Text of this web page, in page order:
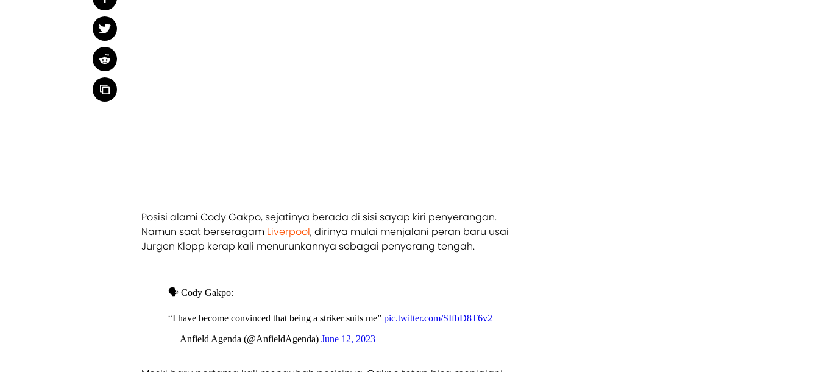
Posisi alami Cody Gakpo, sejatinya berada di sisi sayap kiri penyerangan.
Namun saat berseragam Liverpool, dirinya mulai menjalani peran baru usai
Jurgen Klopp kerap kali menurunkannya sebagai penyerang tengah.
🗣️ Cody Gakpo:
“I have become convinced that being a striker suits me” pic.twitter.com/SIfbD8T6v2
— Anfield Agenda (@AnfieldAgenda) June 12, 2023